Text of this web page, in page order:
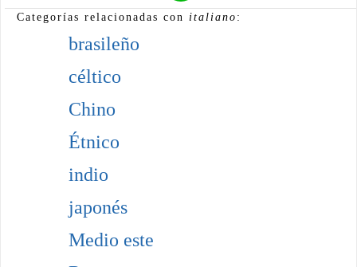
Categorías relacionadas con italiano :
brasileño
céltico
Chino
Étnico
indio
japonés
Medio este